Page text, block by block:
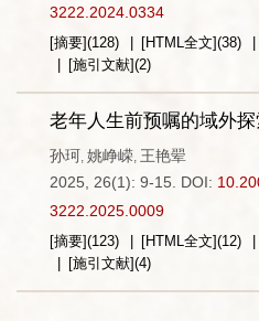
3222.2024.0334
[摘要](128) [HTML全文](38)
[施引文献](2)
老年人生前预嘱的域外
孙珂, 姚峥嵘, 王艳翚
2025, 26(1): 9-15.
DOI:
3222.2025.0009
[摘要](123) [HTML全文](12)
[施引文献](4)